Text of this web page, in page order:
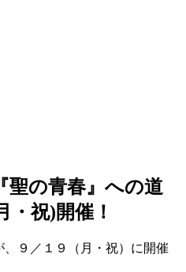
聖の青春』への道
・祝)開催！
、９／１９（月・祝）に開催